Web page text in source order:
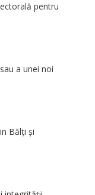
pentru
a unei noi
Bălți și